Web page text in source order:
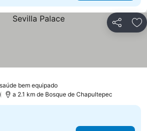
Partilhar
bem equipado
a 2.1 km de Bosque de Chapultepec